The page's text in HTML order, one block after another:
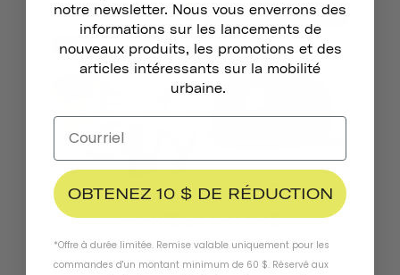
Possibilités De
Partenariat
notre newsletter. Nous vous enverrons des
informations sur les lancements de
nouveaux produits, les promotions et des
articles intéressants sur la mobilité
urbaine.
OBTENEZ 10 $ DE RÉDUCTION
*Offre à durée limitée. Remise valable uniquement pour les
commandes d'un montant minimum de 60 $. Réservé aux